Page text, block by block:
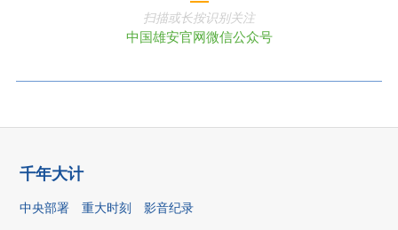
扫描或长按识别关注
中国雄安官网微信公众号
千年大计
中央部署 重大时刻 影音纪录